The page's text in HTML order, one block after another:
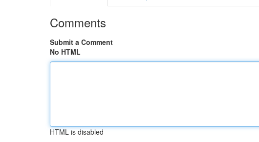
Comments
Submit a Comment
No HTML
HTML is disabled